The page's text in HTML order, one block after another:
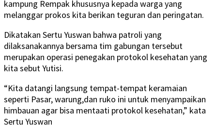
kampung Rempak khususnya kepada warga yang
melanggar prokos kita berikan teguran dan peringatan.
Dikatakan Sertu Yuswan bahwa patroli yang
dilaksanakannya bersama tim gabungan tersebut
merupakan operasi penegakan protokol kesehatan yang
kita sebut Yutisi.
“Kita datangi langsung tempat-tempat keramaian
seperti Pasar, warung,dan ruko ini untuk menyampaikan
himbauan agar bisa mentaati protokol kesehatan,” kata
Sertu Yuswan